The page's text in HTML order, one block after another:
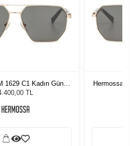
1629 C1 Kadın Güneş
GözlüğüTL
Hermossa